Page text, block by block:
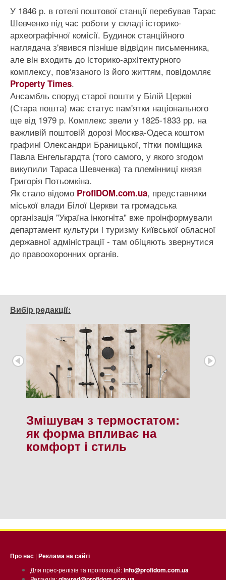
У 1846 р. в готелi поштової станцiї перебував Тарас
Шевченко пiд час роботи у складi iсторико-
археографiчної комiсiї. Будинок станцiйного
наглядача з'явився пiзнiше вiдвiдин письменника,
але вiн входить до iсторико-архiтектурного
комплексу, пов'язаного iз його життям, повiдомляє
Property Times.
Ансамбль споруд старої пошти у Бiлiй Церквi
(Стара пошта) має статус пам'ятки нацiонального
ще вiд 1979 р. Комплекс звели у 1825-1833 рр. на
важливiй поштовiй дорозi Москва-Одеса коштом
графинi Олександри Браницької, тiтки помiщика
Павла Енгельгардта (того самого, у якого згодом
викупили Тараса Шевченка) та племiнницi князя
Григорiя Потьомкiна.
Як стало вiдомо ProfiDOM.com.ua, представники
мiської влади Бiлої Церкви та громадська
органiзацiя "Україна iнкогнiта" вже проiнформували
департамент культури i туризму Київської обласної
державної адмiнiстрацiї - там обiцяють звернутися
до правоохоронних органiв.
Вибір редакції:
Змішувач з термостатом:
як форма впливає на
комфорт і стиль
Про нас | Реклама на сайті
Для прес-релізів та пропозицій:info@profidom.com.ua